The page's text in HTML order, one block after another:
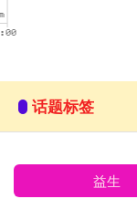
话题标签
益生